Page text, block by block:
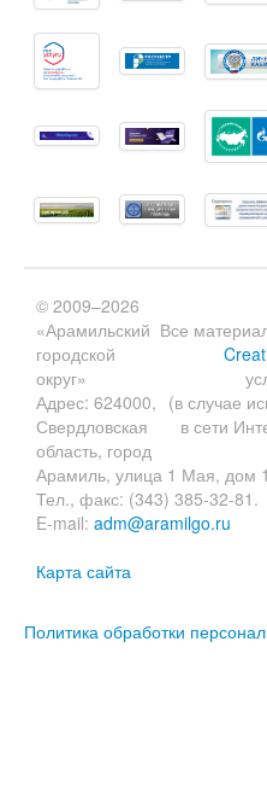
Все
(в случае
в сети
© 2009–2026
«Арамильский
городской
округ»
Адрес: 624000,
Свердловская
область, город
Арамиль, улица 1 Мая, дом
Тел., факс: (343) 385-32-81.
E-mail: adm@aramilgo.ru
Карта сайта
Политика обработки